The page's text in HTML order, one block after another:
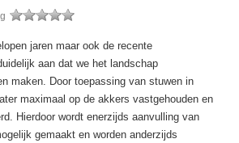
jaren maar ook de recente
aan dat we het landschap
maken. Door toepassing van stuwen in
maximaal op de akkers vastgehouden en
Hierdoor wordt enerzijds aanvulling van
gemaakt en worden anderzijds